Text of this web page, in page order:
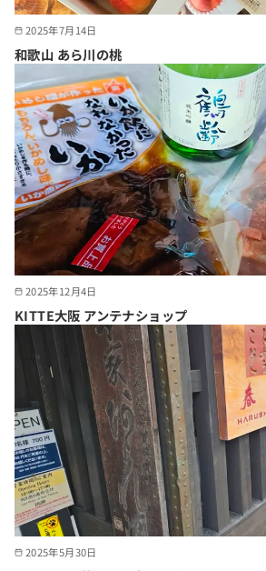
2025年7月14日
和歌山 あら川の桃
2025年12月4日
KITTE大阪 アンテナショップ
2025年5月30日